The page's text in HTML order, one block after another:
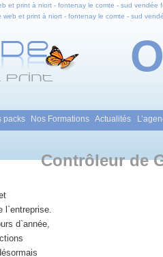
et print à niort - fontenay le comte - sud
et print à niort - fontenay le comte - sud
packs Nos Formations Actualités
Contrôleur de
l`entreprise.
d`année,